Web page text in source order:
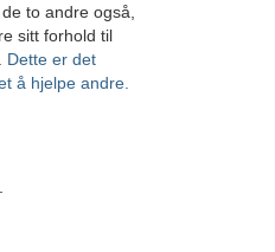
to andre også,
sitt forhold til
Dette er det
å hjelpe andre.